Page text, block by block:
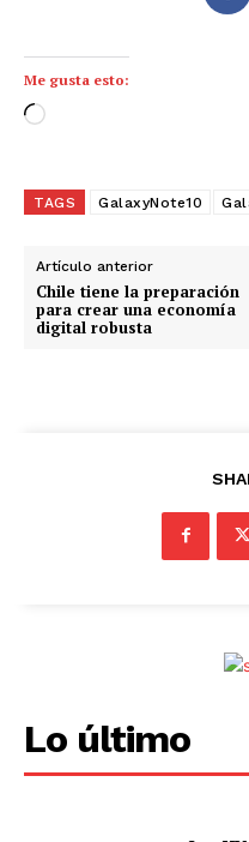
Me gusta esto:
C
g
n
d
o
TAGS GalaxyNote10
Artículo anterior
Chile tiene la preparación
para crear una economía
digital robusta
Lo último